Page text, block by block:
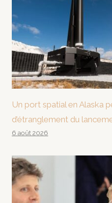
Un port spatial en Alaska
d’étranglement du
6 août 2026